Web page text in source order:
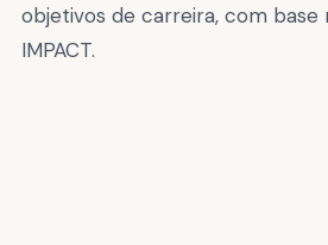
objetivos de carreira, com base
IMPACT.